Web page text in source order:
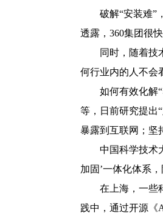
破解“安装难”
透露，360集团很
同时，随着技
何行业内的人不会
如何有效化解
等，日前研究提出
暴露到互联网；坚
中国科学技术
加固’一体化体系
在上海，一些
践中，通过开源《